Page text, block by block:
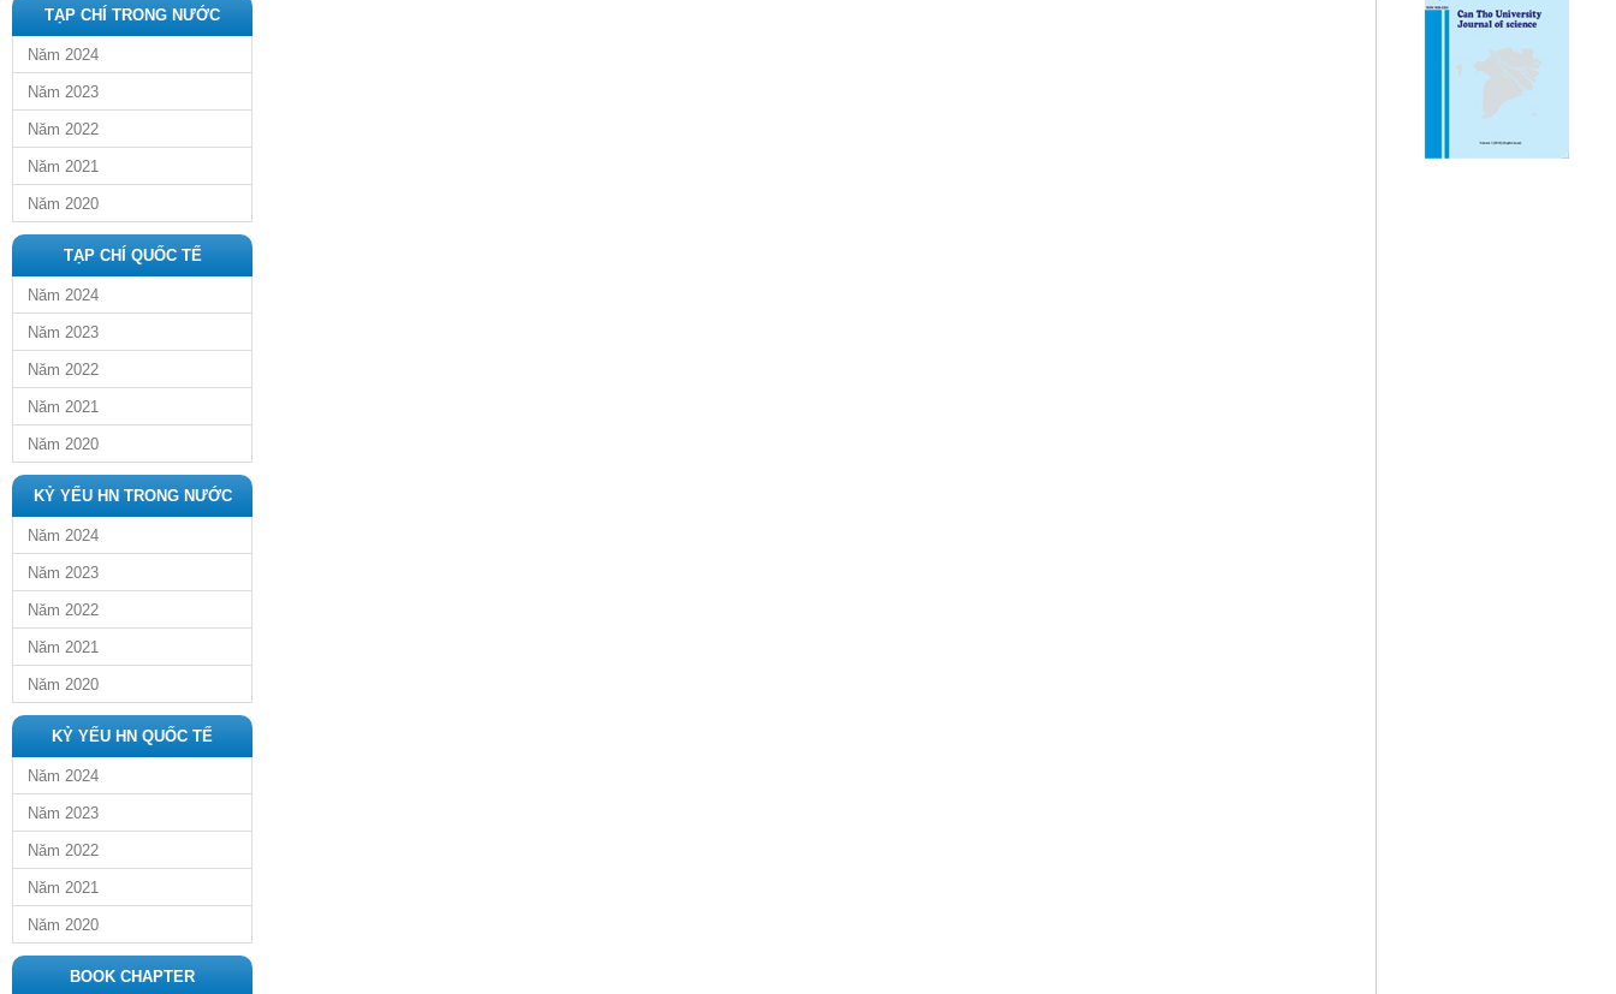
TẠP CHÍ TRONG NƯỚC
Năm 2024
Năm 2023
Năm 2022
Năm 2021
Năm 2020
TẠP CHÍ QUỐC TẾ
Năm 2024
Năm 2023
Năm 2022
Năm 2021
Năm 2020
KỶ YẾU HN TRONG NƯỚC
Năm 2024
Năm 2023
Năm 2022
Năm 2021
Năm 2020
KỶ YẾU HN QUỐC TẾ
Năm 2024
Năm 2023
Năm 2022
Năm 2021
Năm 2020
BOOK CHAPTER